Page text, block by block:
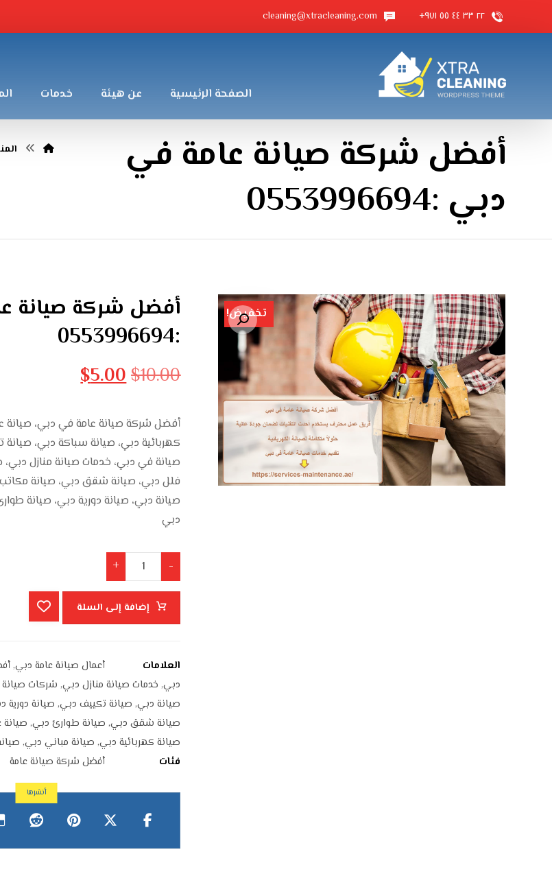
٢٢ ٣٣ ٤٤ ٥٥ ٩٧١+ cleaning@xtracleaning.com
الصفحة الرئيسية عن هيئة خدمات
أفضل شركة صيانة عامة في
دبي :0553996694
تكبير الصورةتخفيض!
أفضل شركة صيانة
:0553996694
$10.00
$5.00
أفضل شركة صيانة عامة في دبي، صيانة
كهربائية دبي، صيانة سباكة دبي،
صيانة في دبي، خدمات صيانة منازل دبي،
فلل دبي، صيانة شقق دبي، صيانة مكاتب
صيانة دبي، صيانة دورية دبي، صيانة
دبي
-
+
إضافة إلى السلة
العلامات أعمال صيانة عامة دبي,
دبي, خدمات صيانة منازل دبي, شركات
صيانة دبي, صيانة تكييف دبي, صيانة دورية
صيانة شقق دبي, صيانة طوارئ دبي,
صيانة كهربائية دبي, صيانة مباني دبي,
فئات
أفضل شركة صيانة عامة